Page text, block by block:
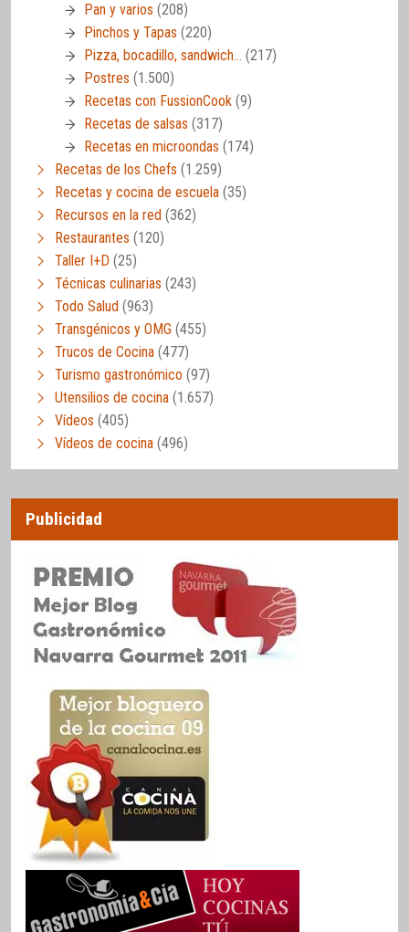
Pan y varios (208)
Pinchos y Tapas (220)
Pizza, bocadillo, sandwich… (217)
Postres (1.500)
Recetas con FussionCook (9)
Recetas de salsas (317)
Recetas en microondas (174)
Recetas de los Chefs (1.259)
Recetas y cocina de escuela (35)
Recursos en la red (362)
Restaurantes (120)
Taller I+D (25)
Técnicas culinarias (243)
Todo Salud (963)
Transgénicos y OMG (455)
Trucos de Cocina (477)
Turismo gastronómico (97)
Utensilios de cocina (1.657)
Vídeos (405)
Vídeos de cocina (496)
Publicidad